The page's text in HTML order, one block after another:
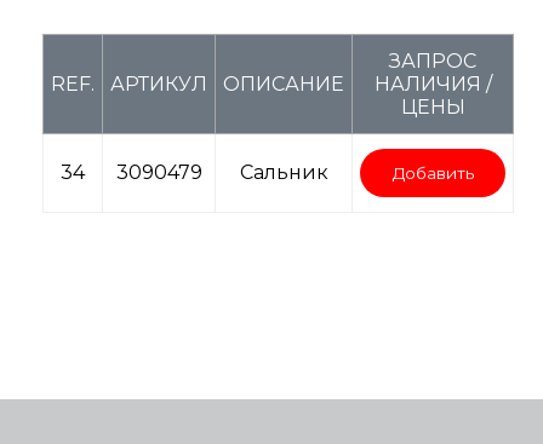
REF. АРТИКУЛ ОПИСАНИЕ
ЗАПРОС
НАЛИЧИЯ /
ЦЕНЫ
34 3090479 Сальник Добавить